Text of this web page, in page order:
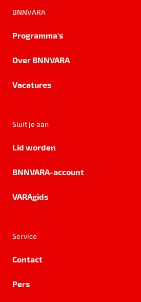
BNNVARA
Programma's
Over BNNVARA
Vacatures
Sluit je aan
Lid worden
BNNVARA-account
VARAgids
Service
Contact
Pers